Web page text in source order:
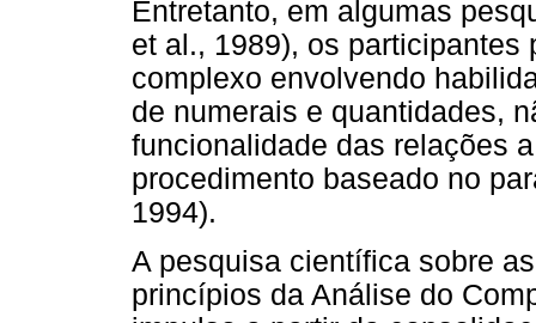
Entretanto, em algumas
et al., 1989), os participantes
complexo envolvendo
de numerais e quantidades,
funcionalidade das relações
procedimento baseado no
1994).
A pesquisa científica sobre
princípios da Análise do